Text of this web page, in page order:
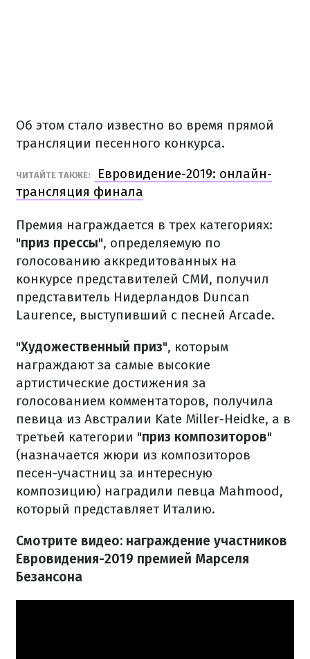
Об этом стало известно во время прямой
трансляции песенного конкурса.
ЧИТАЙТЕ ТАКЖЕ:
Евровидение-2019: онлайн-
трансляция финала
Премия награждается в трех категориях:
"приз прессы", определяемую по
голосованию аккредитованных на
конкурсе представителей СМИ, получил
представитель Нидерландов Duncan
Laurence, выступивший с песней Arcade.
"Художественный приз", которым
награждают за самые высокие
артистические достижения за
голосованием комментаторов, получила
певица из Австралии Kate Miller-Heidke, а в
третьей категории "приз композиторов"
(назначается жюри из композиторов
песен-участниц за интересную
композицию) наградили певца Mahmood,
который представляет Италию.
Смотрите видео: награждение участников
Евровидения-2019 премией Марселя
Безансона